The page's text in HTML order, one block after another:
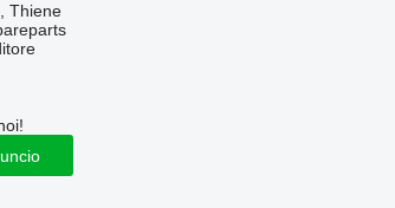
Thiene